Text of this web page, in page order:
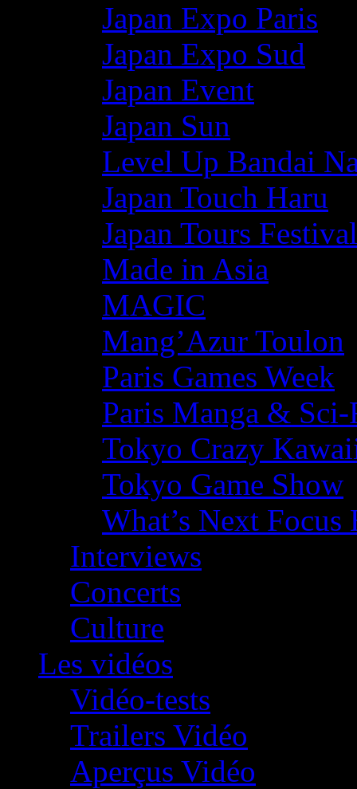
Japan Expo Paris
Japan Expo Sud
Japan Event
Japan Sun
Level Up Bandai
Japan Touch Haru
Japan Tours Festival
Made in Asia
MAGIC
Mang’Azur Toulon
Paris Games Week
Paris Manga &
Tokyo Crazy
Tokyo Game Show
What’s Next
Interviews
Concerts
Culture
Les vidéos
Vidéo-tests
Trailers Vidéo
Aperçus Vidéo